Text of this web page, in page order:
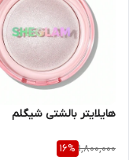
هایلایتر بالشتی شیگلم
1,800,000
16%